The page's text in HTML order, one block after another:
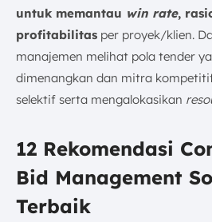
untuk memantau win rate,
profitabilitas per proyek/klien.
manajemen melihat pola tender
dimenangkan dan mitra
selektif serta mengalokasikan
12 Rekomendasi
Bid Management
Terbaik